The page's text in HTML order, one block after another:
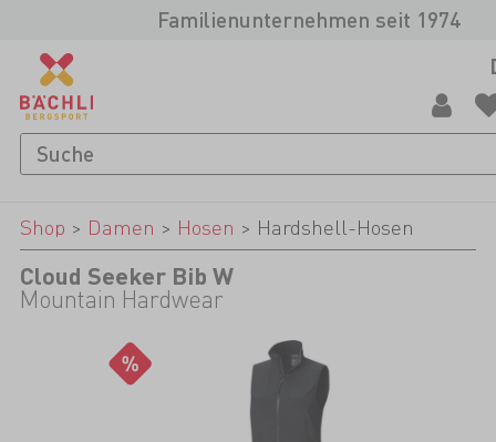
Familienunternehmen seit 1974
Shop > Damen > Hosen > Hardshell-Hosen
Cloud Seeker Bib W
Mountain Hardwear